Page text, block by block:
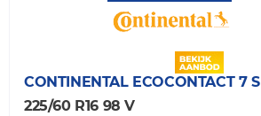
CONTINENTAL ECOCONTACT 7 S
225/60 R16 98 V